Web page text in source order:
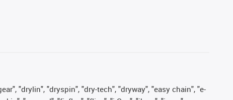
"drylin", "dryspin", "dry-tech", "dryway", "easy chain", "e-